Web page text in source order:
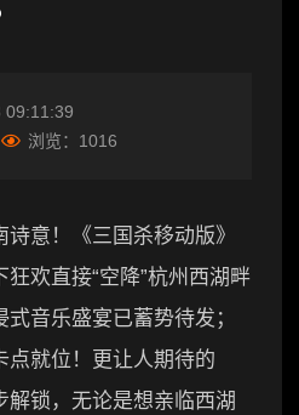
09:11:39
浏览： 1016
意！《三国杀移动版》
欢直接“空降”杭州西湖畔
音乐盛宴已蓄势待发；
点就位！更让人期待的
解锁，无论是想亲临西湖